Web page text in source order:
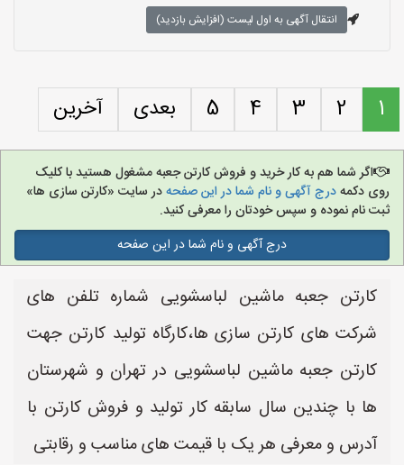
انتقال آگهی به اول لیست (افزایش بازدید)
1
2
3
4
5 بعدی آخرین
اگر شما هم به کار خرید و فروش کارتن جعبه مشغول هستید با کلیک
روی دکمهدرج آگهی و نام شما در این صفحهدر سایت «کارتن سازی ها»
ثبت نام نموده و سپس خودتان را معرفی کنید.
درج آگهی و نام شما در این صفحه
کارتن جعبه ماشین لباسشویی شماره تلفن های
شرکت های کارتن سازی ها،کارگاه تولید کارتن جهت
کارتن جعبه ماشین لباسشویی در تهران و شهرستان
ها با چندین سال سابقه کار تولید و فروش کارتن با
آدرس و معرفی هر یک با قیمت های مناسب و رقابتی